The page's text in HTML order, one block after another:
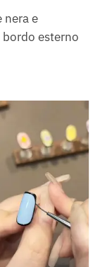
nera e
esterno